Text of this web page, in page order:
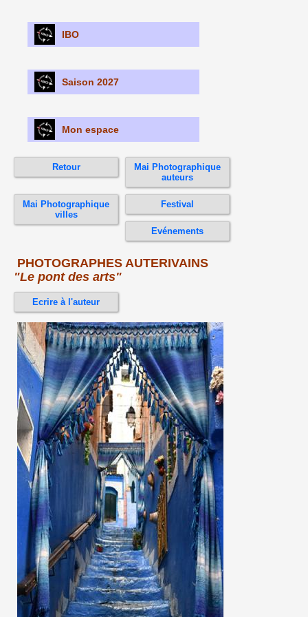
IBO
Saison 2027
Mon espace
Retour
Mai Photographique
auteurs
Mai Photographique
villes
Festival
Evénements
PHOTOGRAPHES AUTERIVAINS
"Le pont des arts"
Ecrire à l'auteur